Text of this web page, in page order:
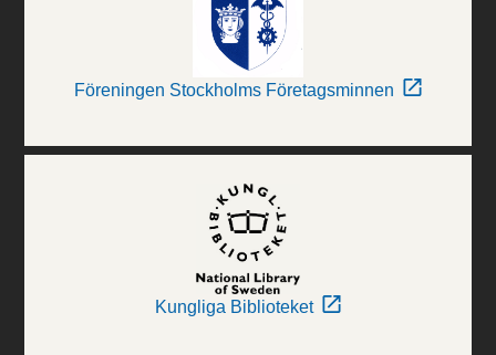
Föreningen Stockholms Företagsminnen
Kungliga Biblioteket